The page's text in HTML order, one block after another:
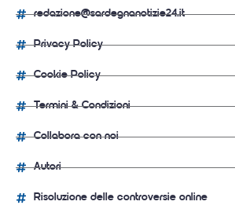
redazione@sardegnanotizie24.it
Privacy Policy
Cookie Policy
Termini & Condizioni
Collabora con noi
Autori
Risoluzione delle controversie online